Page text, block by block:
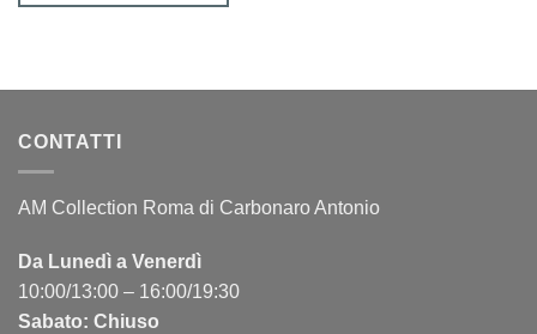
CONTATTI
AM Collection Roma di Carbonaro Antonio
Da Lunedì a Venerdì
10:00/13:00 – 16:00/19:30
Sabato: Chiuso